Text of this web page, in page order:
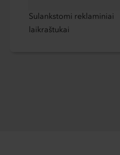
Sulankstomi reklaminiai
laikraštukai